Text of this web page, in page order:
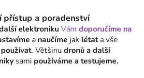
přístup a poradenství
elektronikuVám doporučíme na
a naučíme jak létata vše
používat. Většinu dronů a další
sami používáme a testujeme.